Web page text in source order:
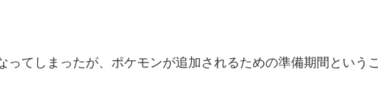
ってしまったが、ポケモンが追加されるための準備期間というこ